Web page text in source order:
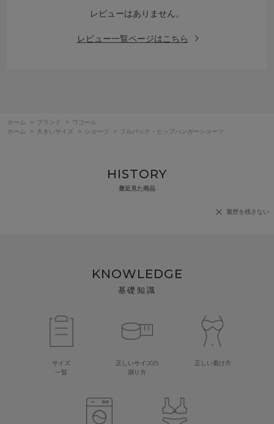
レビューはありません。
レビュー一覧ページはこちら
ホーム > ブランド >
ワコール
ホーム
> 大きいサイズ > ショーツ > フルバック・ヒップハンガーショーツ
HISTORY
最近見た商品
履歴を残さない
KNOWLEDGE
基礎知識
サイズ
一覧
正しいサイズの
測り方
正しい着け方